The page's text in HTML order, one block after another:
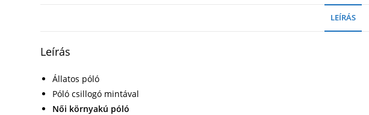
LEÍRÁS
Leírás
Állatos póló
Póló csillogó mintával
Női környakú póló